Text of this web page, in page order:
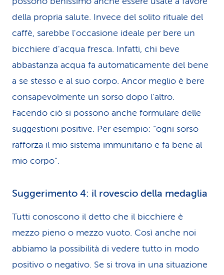
della propria salute. Invece del solito rituale del
caffè, sarebbe l'occasione ideale per bere un
bicchiere d'acqua fresca. Infatti, chi beve
abbastanza acqua fa automaticamente del bene
a se stesso e al suo corpo. Ancor meglio è bere
consapevolmente un sorso dopo l'altro.
Facendo ciò si possono anche formulare delle
suggestioni positive. Per esempio: “ogni sorso
rafforza il mio sistema immunitario e fa bene al
mio corpo".
Suggerimento 4: il rovescio della medaglia
Tutti conoscono il detto che il bicchiere è
mezzo pieno o mezzo vuoto. Così anche noi
abbiamo la possibilità di vedere tutto in modo
positivo o negativo. Se si trova in una situazione